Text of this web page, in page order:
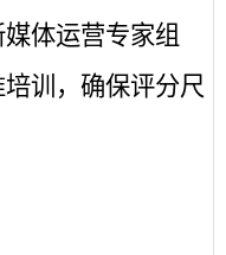
体运营专家组
训，确保评分尺